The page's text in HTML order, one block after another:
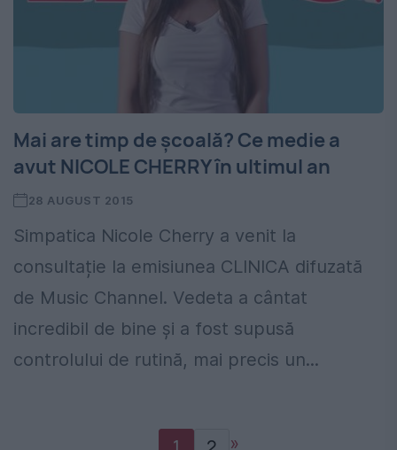
Mai are timp de școală? Ce medie a
avut NICOLE CHERRY în ultimul an
28 AUGUST 2015
Simpatica Nicole Cherry a venit la
consultație la emisiunea CLINICA difuzată
de Music Channel. Vedeta a cântat
incredibil de bine și a fost supusă
controlului de rutină, mai precis un...
»